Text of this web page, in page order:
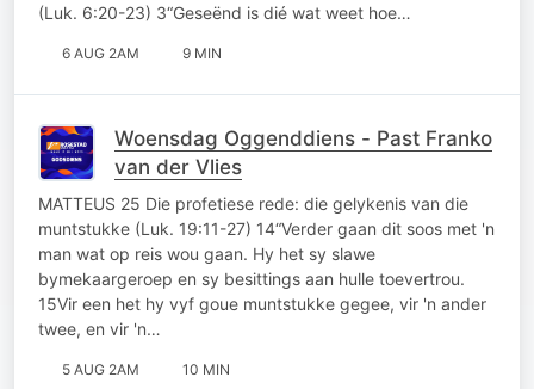
(Luk. 6:20-23) 3“Geseënd is dié wat weet hoe…
6 AUG 2AM 9 MIN
Woensdag Oggenddiens - Past Franko
van der Vlies
MATTEUS 25 Die profetiese rede: die gelykenis van die
muntstukke (Luk. 19:11-27) 14“Verder gaan dit soos met 'n
man wat op reis wou gaan. Hy het sy slawe
bymekaargeroep en sy besittings aan hulle toevertrou.
15Vir een het hy vyf goue muntstukke gegee, vir 'n ander
twee, en vir 'n…
5 AUG 2AM 10 MIN